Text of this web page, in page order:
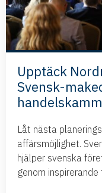
Upptäck
Svensk-
Låt nästa
affärsmöjlighet.
hjälper svenska
genom